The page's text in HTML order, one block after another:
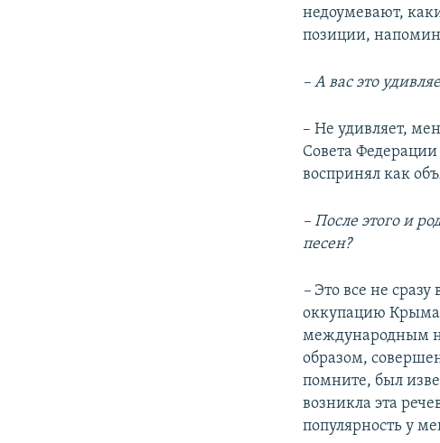
недоумевают,
позиции,
– А вас это
– Не удивляет,
Совета
воспринял как
– После этого и
песен?
– Это все не
оккупацию
международным
образом,
помните, был
возникла эта
популярность у